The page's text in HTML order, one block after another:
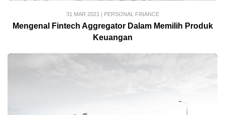
31 MAR 2021 | PERSONAL FINANCE
Mengenal Fintech Aggregator Dalam Memilih Produk
Keuangan